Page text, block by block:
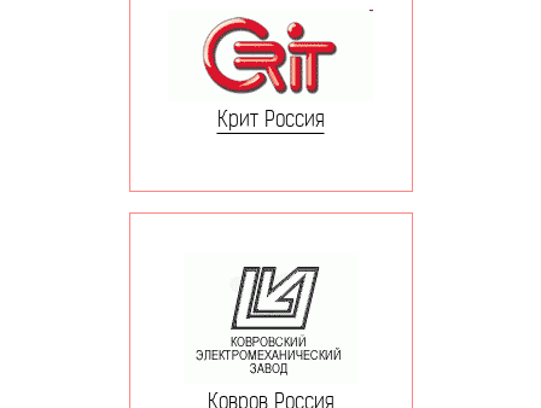
Крит Россия
Ковров Россия